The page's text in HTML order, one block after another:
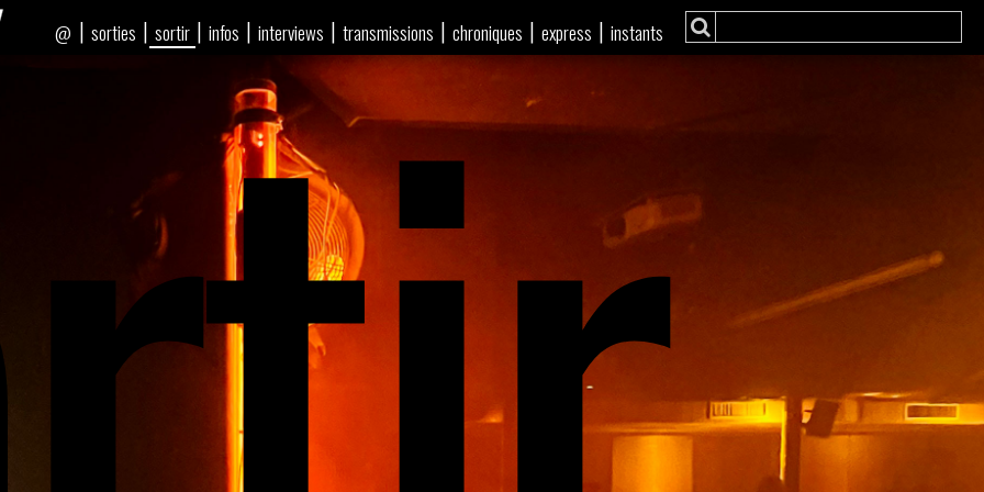
| sorties | sortir | infos | interviews | transmissions | chroniques | express | instants
@